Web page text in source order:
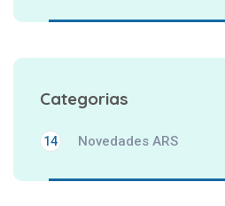
Categorias
Novedades ARS
14